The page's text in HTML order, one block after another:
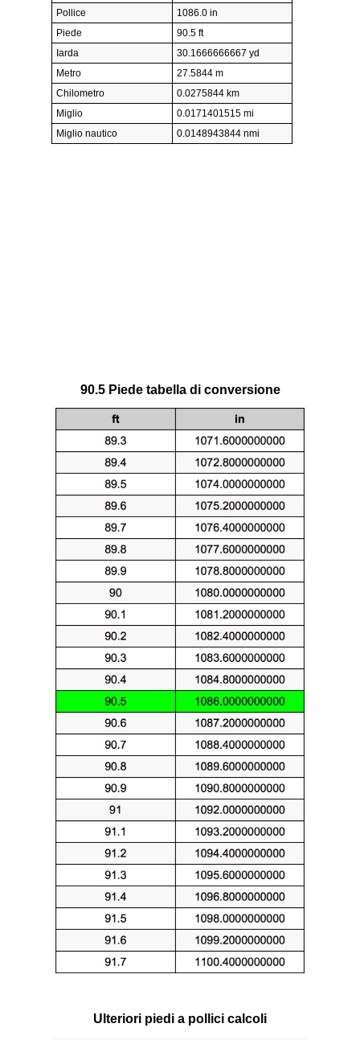
Pollice
1086.0 in
Piede
90.5 ft
Iarda
30.1666666667 yd
Metro
27.5844 m
Chilometro
0.0275844 km
Miglio
0.0171401515 mi
Miglio nautico
0.0148943844 nmi
90.5 Piede tabella di conversione
Ulteriori piedi a pollici calcoli